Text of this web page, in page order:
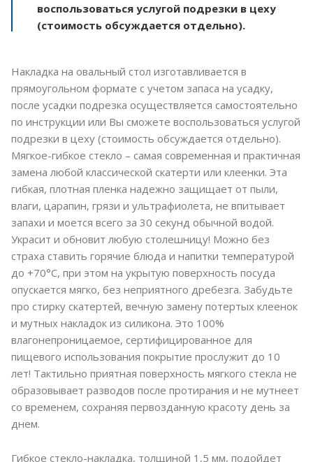
воспользоваться услугой подрезки в цеху
(стоимость обсуждается отдельно).
Накладка на овальный стол изготавливается в
прямоугольном формате с учетом запаса на усадку,
после усадки подрезка осуществляется самостоятельно
по инструкции или Вы сможете воспользоваться услугой
подрезки в цеху (стоимость обсуждается отдельно).
Мягкое-гибкое стекло – самая современная и практичная
замена любой классической скатерти или клеенки. Эта
гибкая, плотная пленка надежно защищает от пыли,
влаги, царапин, грязи и ультрафиолета, не впитывает
запахи и моется всего за 30 секунд обычной водой.
Украсит и обновит любую столешницу! Можно без
страха ставить горячие блюда и напитки температурой
до +70°C, при этом на укрытую поверхность посуда
опускается мягко, без неприятного дребезга. Забудьте
про стирку скатертей, вечную замену потертых клеенок
и мутных накладок из силикона. Это 100%
влагонепроницаемое, сертифицированное для
пищевого использования покрытие прослужит до 10
лет! Тактильно приятная поверхность мягкого стекла не
образовывает разводов после протирания и не мутнеет
со временем, сохраняя первозданную красоту день за
днем.
Гибкое стекло-накладка, толщиной 1,5 мм, подойдет